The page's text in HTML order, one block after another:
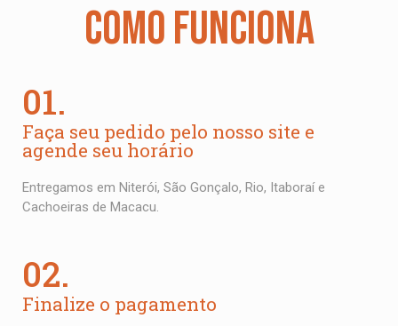
COMO FUNCIONA
01.
Faça seu pedido pelo nosso site e
agende seu horário
Entregamos em Niterói, São Gonçalo, Rio, Itaboraí e
Cachoeiras de Macacu.
02.
Finalize o pagamento